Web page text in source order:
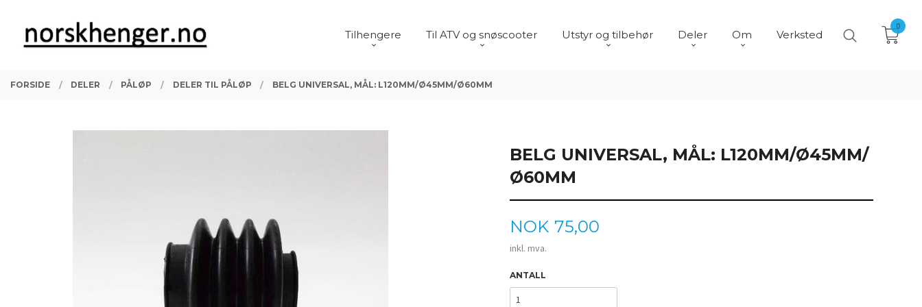
innholdet
PRODUKTER
Tilhengere Til ATV og snøscooter Utstyr og tilbehør Deler Om Verksted
0
FORSIDE DELER PÅLØP DELER TIL PÅLØP BELG UNIVERSAL, MÅL: L120MM/Ø45MM/Ø60MM
BELG UNIVERSAL, MÅL: L120MM/Ø45MM/
Ø60MM
Pris
NOK 75,00
inkl. mva.
ANTALL